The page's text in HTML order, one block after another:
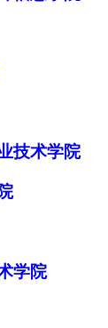
技术学院
学院